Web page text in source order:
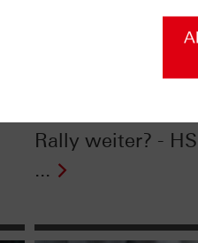
Silber im Chart-
Rally weiter? -
...